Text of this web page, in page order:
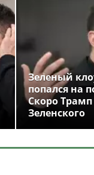
Зеленый
попался на
Скоро Трамп
Зеленского